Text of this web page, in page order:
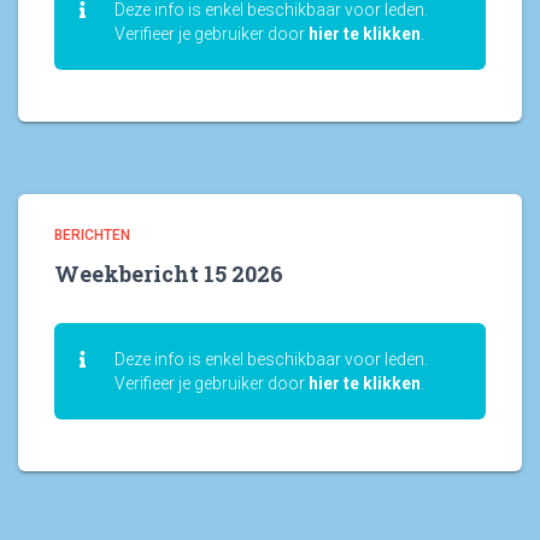
Deze info is enkel beschikbaar voor leden.
Verifieer je gebruiker door hier te klikken
BERICHTEN
Weekbericht 15 2026
Deze info is enkel beschikbaar voor leden.
Verifieer je gebruiker door hier te klikken